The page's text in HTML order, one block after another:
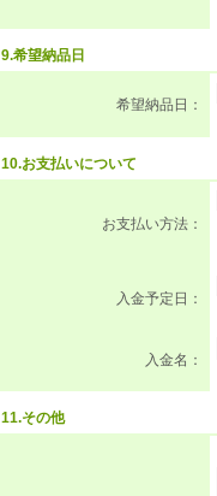
9.希望納品日
希望納品日：
10.お支払いについて
お支払い方法：
入金予定日：
入金名：
11.その他